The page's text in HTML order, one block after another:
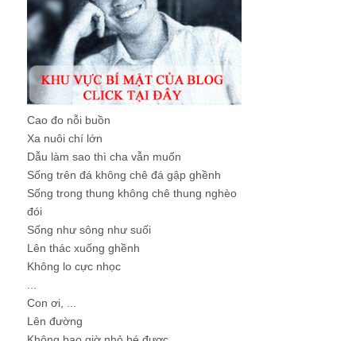
Cao đo nỗi buồn
Xa nuôi chí lớn
Dẫu làm sao thì cha vẫn muốn
Sống trên đá không chê đá gập ghềnh
Sống trong thung không chê thung nghèo
đói
Sống như sông như suối
Lên thác xuống ghềnh
Không lo cực nhọc
Con ơi, ...
Lên đường